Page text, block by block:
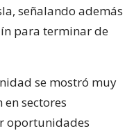
señalando además
para terminar de
se mostró muy
sectores
oportunidades